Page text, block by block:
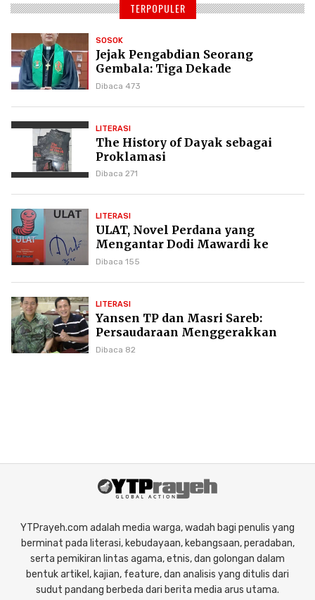
TERPOPULER
SOSOK
Jejak Pengabdian Seorang
Gembala: Tiga Dekade
Kepemimpinan Pdt. Dr. Yulius
Dibaca 473
LITERASI
The History of Dayak sebagai
Proklamasi
Dibaca 271
LITERASI
ULAT, Novel Perdana yang
Mengantar Dodi Mawardi ke
Puncak Karier Kepenulisan
Dibaca 155
LITERASI
Yansen TP dan Masri Sareb:
Persaudaraan Menggerakkan
Literasi Borneo
Dibaca 82
YTPrayeh.com adalah media warga, wadah bagi penulis yang
berminat pada literasi, kebudayaan, kebangsaan, peradaban,
serta pemikiran lintas agama, etnis, dan golongan dalam
bentuk artikel, kajian, feature, dan analisis yang ditulis dari
sudut pandang berbeda dari berita media arus utama.